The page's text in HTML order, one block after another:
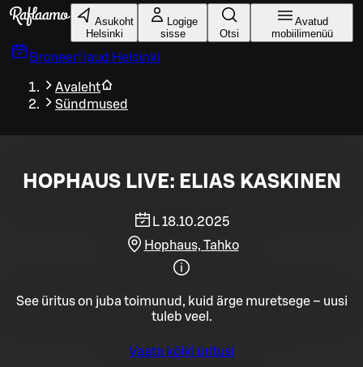
Liigu peamise sisu juurde
Asukoht
Helsinki
Logige
sisse
Otsi
Avatud
mobiilimenüü
Broneeri laud Helsinki
Avaleht
Sündmused
HOPHAUS LIVE: ELIAS KASKINEN
L 18.10.2025
Hophaus, Tahko
See üritus on juba toimunud, kuid ärge muretsege – uusi
tuleb veel.
Vaata kõiki üritusi